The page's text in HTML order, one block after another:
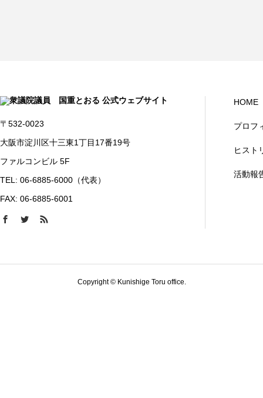
〒532-0023
大阪市淀川区十三東1丁目17番19号
ファルコンビル 5F
TEL: 06-6885-6000（代表）
FAX: 06-6885-6001
HOME
プロフ
ヒスト
活動報
Copyright © Kunishige Toru office.